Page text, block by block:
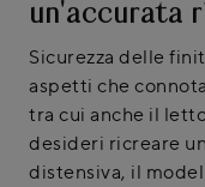
un'accurata
Sicurezza delle
aspetti che
tra cui anche il
desideri ricreare
distensiva, il